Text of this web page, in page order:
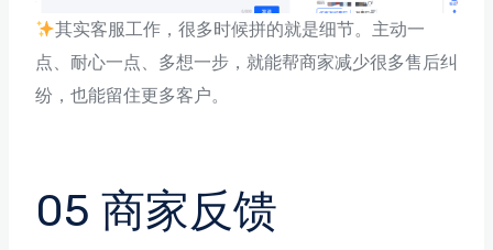
其实客服工作，很多时候拼的就是细节。主动一
点、耐心一点、多想一步，就能帮商家减少很多售后纠
纷，也能留住更多客户。
05 商家反馈